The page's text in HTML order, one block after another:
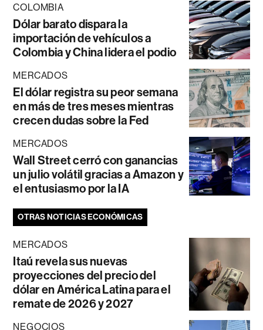
COLOMBIA
Dólar barato dispara la
importación de vehículos a
Colombia y China lidera el podio
MERCADOS
El dólar registra su peor semana
en más de tres meses mientras
crecen dudas sobre la Fed
MERCADOS
Wall Street cerró con ganancias
un julio volátil gracias a Amazon y
el entusiasmo por la IA
OTRAS NOTICIAS ECONÓMICAS
MERCADOS
Itaú revela sus nuevas
proyecciones del precio del
dólar en América Latina para el
remate de 2026 y 2027
NEGOCIOS